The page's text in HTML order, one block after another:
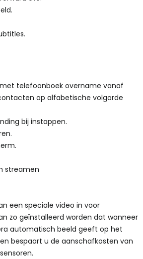
telefoonboek overname vanaf
op alfabetische volgorde
bij instappen.
streamen
een speciale video in voor
zo geïnstalleerd worden dat wanneer
automatisch beeld geeft op het
bespaart u de aanschafkosten van